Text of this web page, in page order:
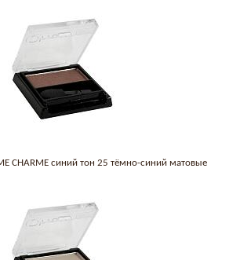
CHARME синий тон 25 тёмно-синий матовые